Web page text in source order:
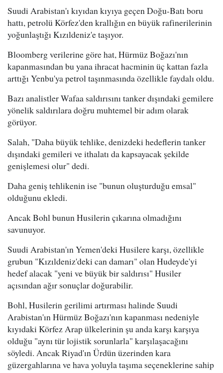
Suudi Arabistan'ı kıyıdan kıyıya geçen Doğu-Batı boru
hattı, petrolü Körfez'den krallığın en büyük rafinerilerinin
yoğunlaştığı Kızıldeniz'e taşıyor.
Bloomberg verilerine göre hat, Hürmüz Boğazı'nın
kapanmasından bu yana ihracat hacminin üç kattan fazla
arttığı Yenbu'ya petrol taşınmasında özellikle faydalı oldu.
Bazı analistler Wafaa saldırısını tanker dışındaki gemilere
yönelik saldırılara doğru muhtemel bir adım olarak
görüyor.
Salah, "Daha büyük tehlike, denizdeki hedeflerin tanker
dışındaki gemileri ve ithalatı da kapsayacak şekilde
genişlemesi olur" dedi.
Daha geniş tehlikenin ise "bunun oluşturduğu emsal"
olduğunu ekledi.
Ancak Bohl bunun Husilerin çıkarına olmadığını
savunuyor.
Suudi Arabistan'ın Yemen'deki Husilere karşı, özellikle
grubun "Kızıldeniz'deki can damarı" olan Hudeyde'yi
hedef alacak "yeni ve büyük bir saldırısı" Husiler
açısından ağır sonuçlar doğurabilir.
Bohl, Husilerin gerilimi artırması halinde Suudi
Arabistan'ın Hürmüz Boğazı'nın kapanması nedeniyle
kıyıdaki Körfez Arap ülkelerinin şu anda karşı karşıya
olduğu "aynı tür lojistik sorunlarla" karşılaşacağını
söyledi. Ancak Riyad'ın Ürdün üzerinden kara
güzergahlarına ve hava yoluyla taşıma seçeneklerine sahip